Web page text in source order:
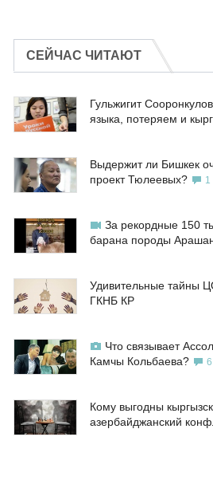
СЕЙЧАС ЧИТАЮТ
Гульжигит
языка, потеряем и
Выдержит ли Бишкек
проект Тюлеевых?
1
За рекордные 150
барана породы
Удивительные тайны
ГКНБ КР
Что связывает
Камчы Кольбаева?
6
Кому выгодны
азербайджанский